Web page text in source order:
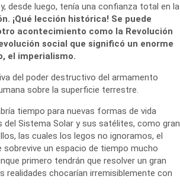
desde luego, tenía una confianza total en la
¡Qué lección histórica! Se puede
acontecimiento como la Revolución
social que significó un enorme
el imperialismo.
del poder destructivo del armamento
sobre la superficie terrestre.
tiempo para nuevas formas de vida
Sistema Solar y sus satélites, como gran
las cuales los legos no ignoramos, el
un espacio de tiempo mucho
primero tendrán que resolver un gran
realidades chocarían irremisiblemente con